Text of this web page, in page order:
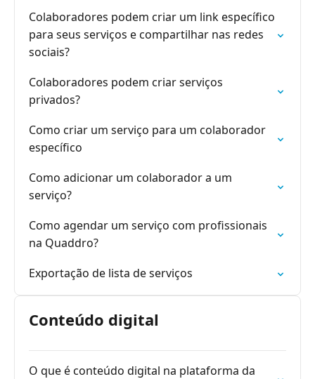
Colaboradores podem criar um link específico
para seus serviços e compartilhar nas redes
sociais?
Colaboradores podem criar serviços
privados?
Como criar um serviço para um colaborador
específico
Como adicionar um colaborador a um
serviço?
Como agendar um serviço com profissionais
na Quaddro?
Exportação de lista de serviços
Conteúdo digital
O que é conteúdo digital na plataforma da